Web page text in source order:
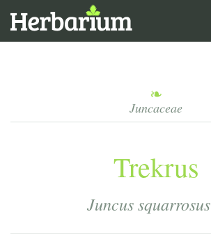
Juncaceae
Trekrus
Juncus squarrosus